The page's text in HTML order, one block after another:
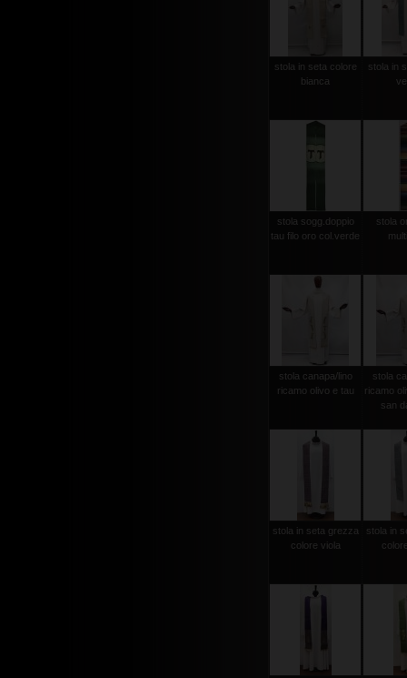
stola in seta colore
bianca
stola in
stola sogg.doppio
tau filo oro col.verde
stola
stola canapa/lino
ricamo olivo e tau
stola
ricamo
san
stola in seta grezza
colore viola
stola in